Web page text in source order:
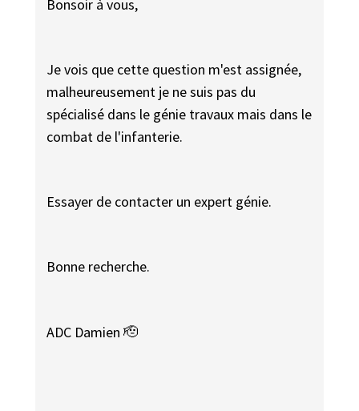
Bonsoir à vous,
Je vois que cette question m'est assignée,
malheureusement je ne suis pas du
spécialisé dans le génie travaux mais dans le
combat de l'infanterie.
Essayer de contacter un expert génie.
Bonne recherche.
ADC Damien 🫡